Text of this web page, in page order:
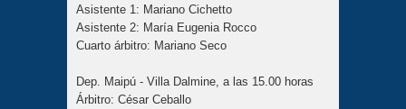
Asistente 1: Mariano Cichetto
Asistente 2: María Eugenia Rocco
Cuarto árbitro: Mariano Seco
Dep. Maipú - Villa Dalmine, a las 15.00 horas
Árbitro: César Ceballo